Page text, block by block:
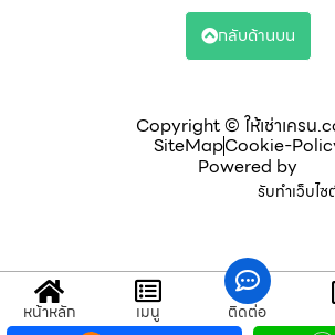
Copyright © ให้เช่าเครน
SiteMapCookie-
Powered by
รับทำเว็บไซ
กลับด้านบน
หน้าหลัก เมนู ติดต่อ